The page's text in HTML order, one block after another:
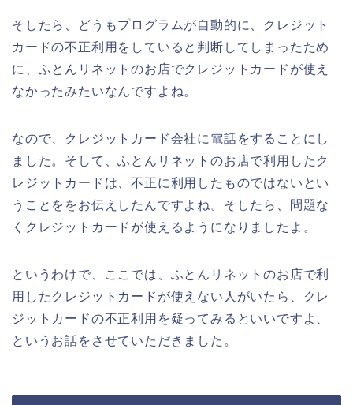
そしたら、どうもプログラムが自動的に、クレジット
カードの不正利用をしていると判断してしまったため
に、ふとんリネットのお店でクレジットカードが使え
なかったみたいなんですよね。
なので、クレジットカード会社に電話をすることにし
ました。そして、ふとんリネットのお店で利用したク
レジットカードは、不正に利用したものではないとい
うことををお伝えしたんですよね。そしたら、問題な
くクレジットカードが使えるようになりましたよ。
というわけで、ここでは、ふとんリネットのお店で利
用したクレジットカードが使えない人がいたら、クレ
ジットカードの不正利用を疑ってみるといいですよ、
というお話をさせていただきました。